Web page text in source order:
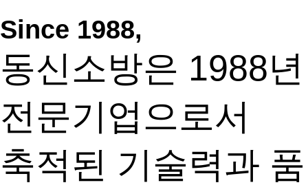
Since 1988,
동신소방은 1988
전문기업으로서
축적된 기술력과